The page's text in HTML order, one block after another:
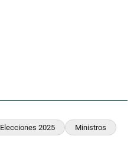
Elecciones 2025 Ministros